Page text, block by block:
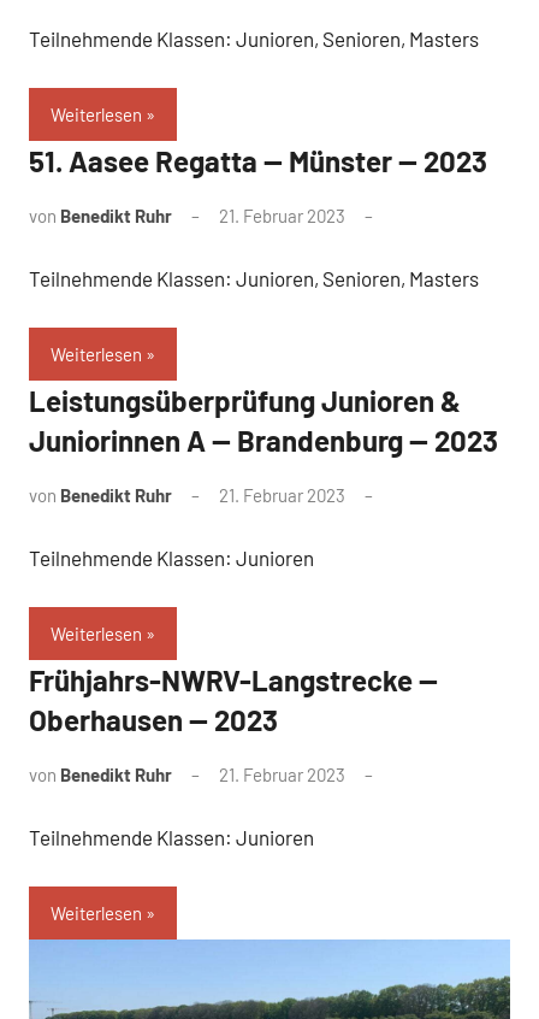
Teilnehmende Klassen: Junioren, Senioren, Masters
Weiterlesen
51. Aasee Regatta — Münster — 2023
von Benedikt Ruhr 21. Februar 2023
Teilnehmende Klassen: Junioren, Senioren, Masters
Weiterlesen
Leistungsüberprüfung Junioren &
Juniorinnen A — Brandenburg — 2023
von Benedikt Ruhr 21. Februar 2023
Teilnehmende Klassen: Junioren
Weiterlesen
Frühjahrs-NWRV-Langstrecke —
Oberhausen — 2023
von Benedikt Ruhr 21. Februar 2023
Teilnehmende Klassen: Junioren
Weiterlesen